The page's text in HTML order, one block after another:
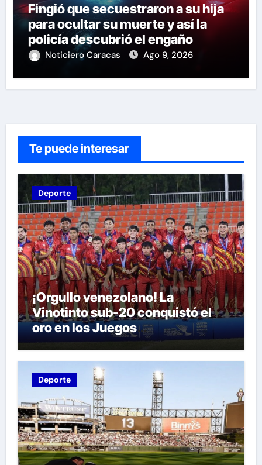
Fingió que secuestraron a su hija
para ocultar su muerte y así la
policía descubrió el engaño
Noticiero Caracas Ago 9, 2026
Te puede interesar
Deporte
¡Orgullo venezolano! La
Vinotinto sub-20 conquistó el
oro en los Juegos
Centroamericanos y del Caribe
tras unos dramáticos penales
Deporte